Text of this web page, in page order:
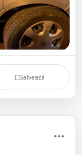
Salvează